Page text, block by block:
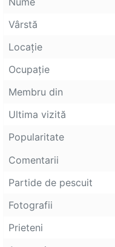
Vârstă
Locaţie
Ocupaţie
Membru din
Ultima vizită
Popularitate
Comentarii
Partide de pescuit
Fotografii
Prieteni